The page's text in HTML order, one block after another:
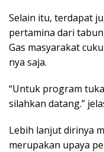
Selain itu, terdapat
pertamina dari
Gas masyarakat
nya saja.
“Untuk program
silahkan datang.”
Lebih lanjut dirinya
merupakan upaya